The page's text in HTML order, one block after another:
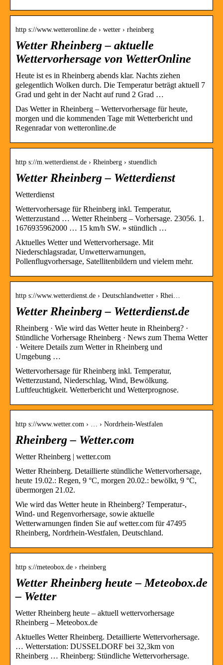
http s://www.wetteronline.de › wetter › rheinberg
Wetter Rheinberg – aktuelle
Wettervorhersage von WetterOnline
Heute ist es in Rheinberg abends klar. Nachts ziehen
gelegentlich Wolken durch. Die Temperatur beträgt aktuell 7
Grad und geht in der Nacht auf rund 2 Grad …
Das Wetter in Rheinberg – Wettervorhersage für heute,
morgen und die kommenden Tage mit Wetterbericht und
Regenradar von wetteronline.de
http s://m.wetterdienst.de › Rheinberg › stuendlich
Wetter Rheinberg – Wetterdienst
Wetterdienst
Wettervorhersage für Rheinberg inkl. Temperatur,
Wetterzustand … Wetter Rheinberg – Vorhersage. 23056. 1.
1676935962000 … 15 km/h SW. » stündlich …
Aktuelles Wetter und Wettervorhersage. Mit
Niederschlagsradar, Unwetterwarnungen,
Pollenflugvorhersage, Satellitenbildern und vielem mehr.
http s://www.wetterdienst.de › Deutschlandwetter › Rhei…
Wetter Rheinberg – Wetterdienst.de
Rheinberg · Wie wird das Wetter heute in Rheinberg? ·
Stündliche Vorhersage Rheinberg · News zum Thema Wetter
· Weitere Details zum Wetter in Rheinberg und
Umgebung …
Wettervorhersage für Rheinberg inkl. Temperatur,
Wetterzustand, Niederschlag, Wind, Bewölkung.
Luftfeuchtigkeit. Wetterbericht und Wetterprognose.
http s://www.wetter.com › … › Nordrhein-Westfalen
Rheinberg – Wetter.com
Wetter Rheinberg | wetter.com
Wetter Rheinberg. Detaillierte stündliche Wettervorhersage,
heute 19.02.: Regen, 9 °C, morgen 20.02.: bewölkt, 9 °C,
übermorgen 21.02.
Wie wird das Wetter heute in Rheinberg? Temperatur-,
Wind- und Regenvorhersage, sowie aktuelle
Wetterwarnungen finden Sie auf wetter.com für 47495
Rheinberg, Nordrhein-Westfalen, Deutschland.
http s://meteobox.de › rheinberg
Wetter Rheinberg heute – Meteobox.de
– Wetter
Wetter Rheinberg heute – aktuell wettervorhersage
Rheinberg – Meteobox.de
Aktuelles Wetter Rheinberg. Detaillierte Wettervorhersage.
… Wetterstation: DUSSELDORF bei 32,3km von
Rheinberg … Rheinberg: Stündliche Wettervorhersage.